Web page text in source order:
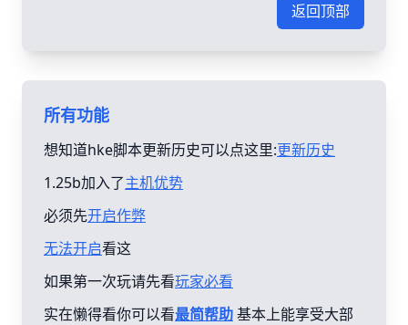
返回顶部
所有功能
想知道hke脚本更新历史可以点这里:更新历史
1.25b加入了主机优势
必须先开启作弊
无法开启看这
如果第一次玩请先看玩家必看
实在懒得看你可以看最简帮助基本上能享受大部